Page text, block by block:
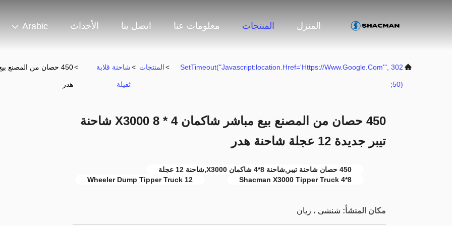
المنزل المنتجات معلومات عنا اتصل بنا الأحداث Arabic
302 SetTimeout("javascript:location.href='https://www.google.com'",
50);
>المنتجات >شاحنة قلابة
ثقيلة
>
هدر
450 حصان من المصنع بيع مباشر شاكمان X3000 8 * 4 شاحنة
تيبر جديدة 12 عجلة شاحنة هدر
450 حصان شاحنة تيبر,شاحنة 8*4 شاكمان X3000,شاحنة 12 عجلة
8*4 Shacman X3000 Tipper Truck
12 Wheeler Dump Tipper Truck
مكان المنشأ: شنشى ، زيان